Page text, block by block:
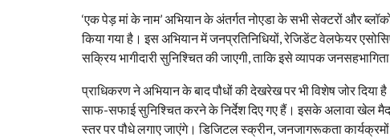
‘एक पेड़ मां के नाम’ अभियान के अंतर्गत नोएडा के सभी सेक्टरों और
किया गया है। इस अभियान में जनप्रतिनिधियों, रेजिडेंट वेलफेयर
सक्रिय भागीदारी सुनिश्चित की जाएगी, ताकि इसे व्यापक
प्राधिकरण ने अभियान के बाद पौधों की देखरेख पर भी विशेष जोर दिया
साफ-सफाई सुनिश्चित करने के निर्देश दिए गए हैं। इसके अलावा खेल
स्तर पर पौधे लगाए जाएंगे। डिजिटल स्क्रीन, जनजागरूकता